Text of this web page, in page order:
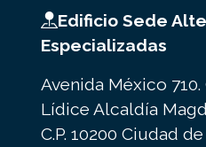
Edificio Sede
Especializadas
Avenida México
Lídice Alcaldía
C.P. 10200 Ciudad